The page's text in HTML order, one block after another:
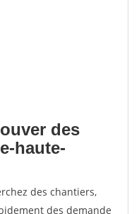
des
haute-
des chantiers,
des demande